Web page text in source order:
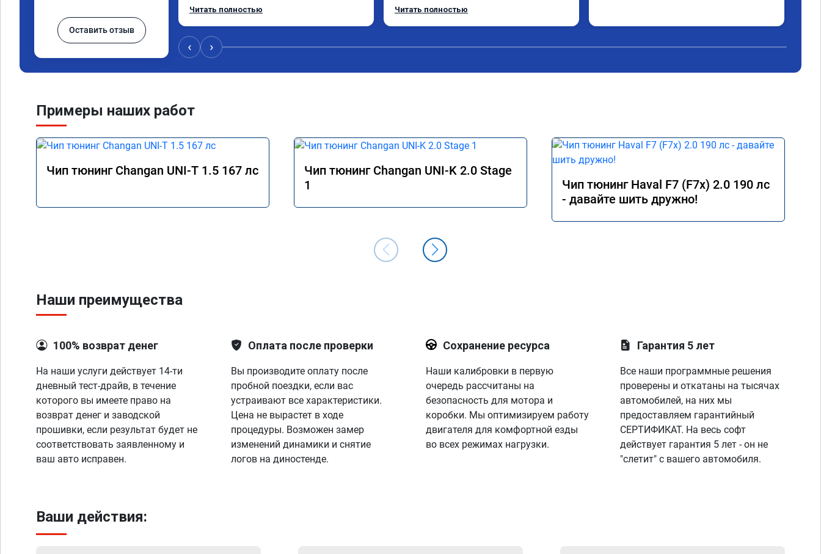
Оставить отзыв
прошивки, автомобиль стал вести себя
динамичней! Разница до и после
прошивки ощутимая! Огромное СПАСИБО
Читать полностью
большего.
Читать полностью
‹ ›
Примеры наших работ
Чип тюнинг Changan UNI-T 1.5 167 лс
Чип тюнинг Changan UNI-K 2.0 Stage
1
Чип тюнинг Haval F7 (F7x) 2.0 190 лс
- давайте шить дружно!
Наши преимущества
100% возврат денег
На наши услуги действует 14-ти
дневный тест-драйв, в течение
которого вы имеете право на
возврат денег и заводской
прошивки, если результат будет не
соответствовать заявленному и
ваш авто исправен.
Оплата после проверки
Вы производите оплату после
пробной поездки, если вас
устраивают все характеристики.
Цена не вырастет в ходе
процедуры. Возможен замер
изменений динамики и снятие
логов на диностенде.
Сохранение ресурса
Наши калибровки в первую
очередь рассчитаны на
безопасность для мотора и
коробки. Мы оптимизируем работу
двигателя для комфортной езды
во всех режимах нагрузки.
Гарантия 5 лет
Все наши программные решения
проверены и откатаны на тысячах
автомобилей, на них мы
предоставляем гарантийный
СЕРТИФИКАТ. На весь софт
действует гарантия 5 лет - он не
"слетит" с вашего автомобиля.
Ваши действия: